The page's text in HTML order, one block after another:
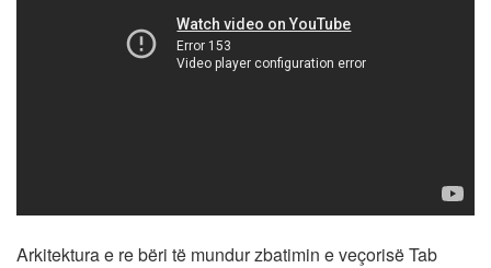
Arkitektura e re bëri të mundur zbatimin e veçorisë Tab